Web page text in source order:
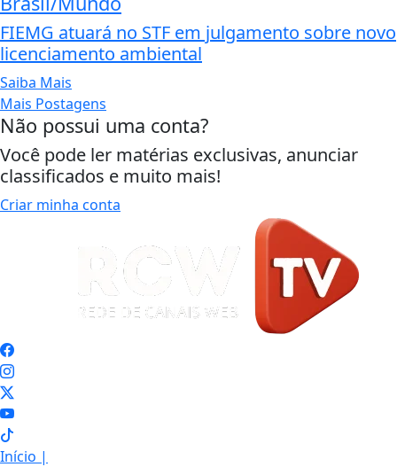
FIEMG atuará no STF em julgamento sobre novo
licenciamento ambiental
Saiba Mais
Mais Postagens
Não possui uma conta?
Você pode ler matérias exclusivas, anunciar
classificados e muito mais!
Criar minha conta
Início |